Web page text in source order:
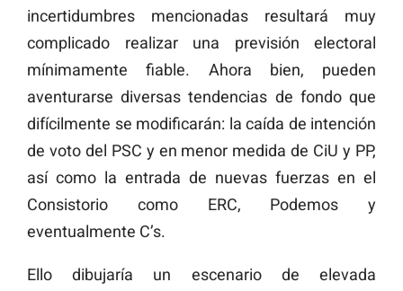
incertidumbres mencionadas resultará muy
complicado realizar una previsión electoral
mínimamente fiable. Ahora bien, pueden
aventurarse diversas tendencias de fondo que
difícilmente se modificarán: la caída de intención
de voto del PSC y en menor medida de CiU y PP,
así como la entrada de nuevas fuerzas en el
Consistorio como ERC, Podemos y
eventualmente C’s.
Ello dibujaría un escenario de elevada